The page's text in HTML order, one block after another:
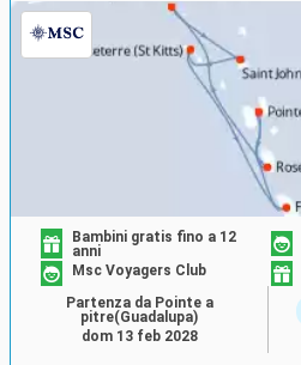
Bambini gratis fino a 12
anni
Msc Voyagers Club
Partenza da Pointe a
pitre(Guadalupa)
dom 13 feb 2028